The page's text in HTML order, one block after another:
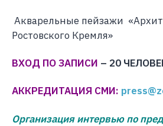
Акварельные пейзажи
Ростовского Кремля»
ВХОД ПО ЗАПИСИ – 20
АККРЕДИТАЦИЯ СМИ:
Организация интервью по